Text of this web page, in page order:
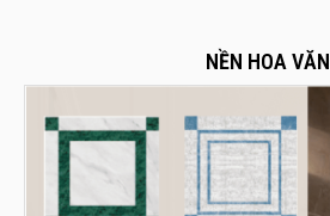
NỀN HOA VĂN